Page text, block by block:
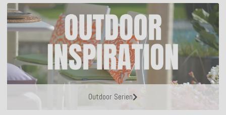
Outdoor Serien